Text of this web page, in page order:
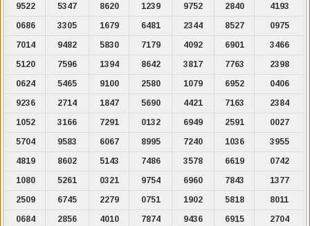
9522
5347 8620 1239 9752 2840
4193
0686
3305 1679 6481 2344 8527
0975
7014
9482 5830 7179 4092 6901
3466
5120
7596 1394 8642 3817 7763
2398
0624
5465 9100 2580 1079 6952
0406
9236
2714 1847 5690 4421 7163
2384
1052
3166 7291 0132 6949 2591
0027
5704
9583 6067 8995 7240 1036
3955
4819
8602 5143 7486 3578 6619
0742
1080
5261 0321 9754 6960 7843
1377
2509
6745 2279 0751 1902 5818
8011
0684
2856 4010 7874 9436 6915
2704